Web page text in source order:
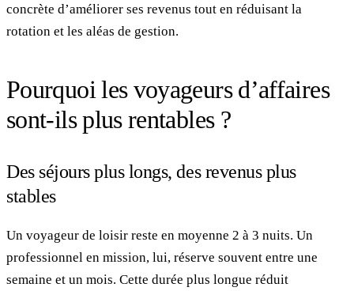
concrète d’améliorer ses revenus tout en réduisant la
rotation et les aléas de gestion.
Pourquoi les voyageurs d’affaires
sont-ils plus rentables ?
Des séjours plus longs, des revenus plus
stables
Un voyageur de loisir reste en moyenne 2 à 3 nuits. Un
professionnel en mission, lui, réserve souvent entre une
semaine et un mois. Cette durée plus longue réduit